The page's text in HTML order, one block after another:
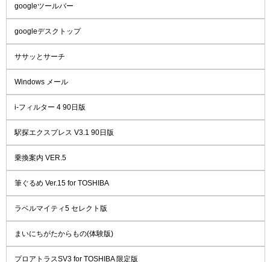
googleツールバー
googleデスクトップ
ササッとサーチ
Windows メール
i-フィルター 4 90日版
駅探エクスプレス V3.1 90日版
乗換案内 VER.5
筆ぐるめ Ver.15 for TOSHIBA
ラベルマイティ5 セレクト版
まいにちがたからもの(体験版)
プロアトラスSV3 for TOSHIBA 限定版